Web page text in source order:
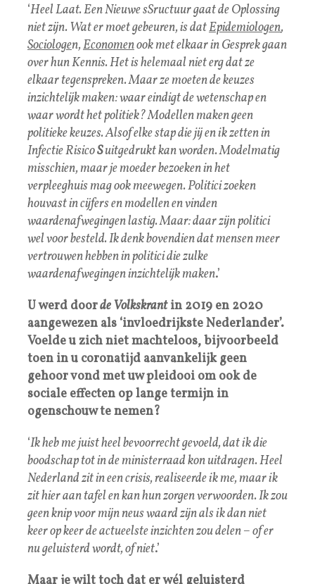
‘Heel Laat. Een Nieuwe sSructuur gaat de Oplossing
niet zijn. Wat er moet gebeuren, is datEpidemiologen,
Sociologen,Economenook met elkaar in Gesprek gaan
over hun Kennis. Het is helemaal niet erg dat ze
elkaar tegenspreken. Maar ze moeten de keuzes
inzichtelijk maken: waar eindigt de wetenschap en
waar wordt het politiek? Modellen maken geen
politieke keuzes. Alsof elke stap die jij en ik zetten in
Infectie RisicoSuitgedrukt kan worden. Modelmatig
misschien, maar je moeder bezoeken in het
verpleeghuis mag ook meewegen. Politici zoeken
houvast in cijfers en modellen en vinden
waardenafwegingen lastig. Maar: daar zijn politici
wel voor besteld. Ik denk bovendien dat mensen meer
vertrouwen hebben in politici die zulke
waardenafwegingen inzichtelijk maken.’
U werd doorde Volkskrantin 2019 en 2020
aangewezen als ‘invloedrijkste Nederlander’.
Voelde u zich niet machteloos, bijvoorbeeld
toen in u coronatijd aanvankelijk geen
gehoor vond met uw pleidooi om ook de
sociale effecten op lange termijn in
ogenschouw te nemen?
‘Ik heb me juist heel bevoorrecht gevoeld, dat ik die
boodschap tot in de ministerraad kon uitdragen. Heel
Nederland zit in een crisis, realiseerde ik me, maar ik
zit hier aan tafel en kan hun zorgen verwoorden. Ik zou
geen knip voor mijn neus waard zijn als ik dan niet
keer op keer de actueelste inzichten zou delen – of er
nu geluisterd wordt, of niet.’